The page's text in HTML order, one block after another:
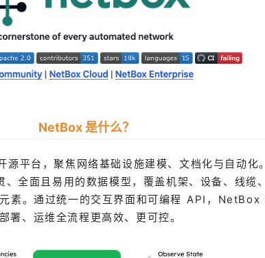
NetBox 是什么？
平台，聚焦网络基础设施建模、文档化与自动化
全面且易用的数据模型，覆盖机架、设备、线缆
素。通过统一的交互界面和可编程 API，NetBox
署、运维全流程更高效、更可控。